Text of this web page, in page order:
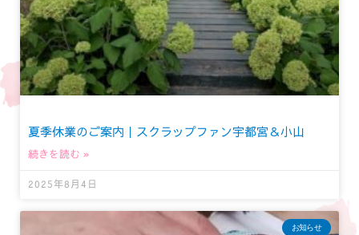
夏季休業のご案内｜スクラップファン宇都宮＆小山
続きを読む »
2025年8月4日
お知らせ